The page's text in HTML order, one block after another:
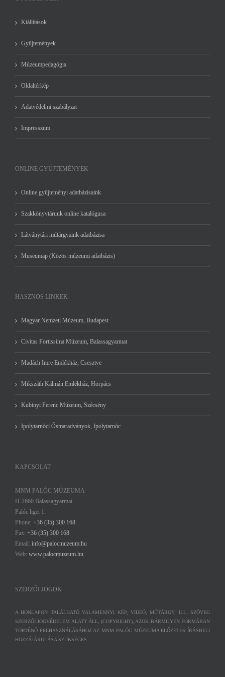
Kiállítások
Gyűjtemények
Múzeumpedagógia
Oldaltérkép
Adatvédelmi szabályzat
Impresszum
ONLINE GYŰJTEMÉNYEK
Online gyűjteményi adatbázisaink
Szakkönyvtárunk online katalógusa
Látványtári műtárgyaink adatbázisa
Museumap (Közös múzeumi adatbázis)
HASZNOS LINKEK
Magyar Nemzeti Múzeum, Budapest
Civitas Fortissima Múzeum, Balassagyarmat
Madách Imre Emlékház, Csesztve
Mikszáth Kálmán Emlékház, Horpács
Kubinyi Ferenc Múzeum, Szécsény
Ipolytarnóci Ősmaradványok, Ipolytarnóc
KAPCSOLAT
MNM PALÓC MÚZEUMA
H-2660 Balassagyarmat
Palóc liget 1.
Phone: +36 (35) 300 168
Fax: +36 (35) 300 168
Email: info@palocmuzeum.hu
Web: www.palocmuzeum.hu
SZERZŐI JOGOK
A HONLAPON TALÁLHATÓ VALAMENNYI KÉP, VIDEÓ, MŰTÁRGY, ILL. SZÖVEG
SZERZŐI JOGVÉDELEM ALATT ÁLL, (COPYRIGHT), AZOK BÁRMILYEN FORMÁBAN
TÖRTÉNŐ FELHASZNÁLÁSÁHOZ AZ MNM PALÓC MÚZEUMA ELŐZETES ÍRÁSBELI
HOZZÁJÁRULÁSA SZÜKSÉGES.